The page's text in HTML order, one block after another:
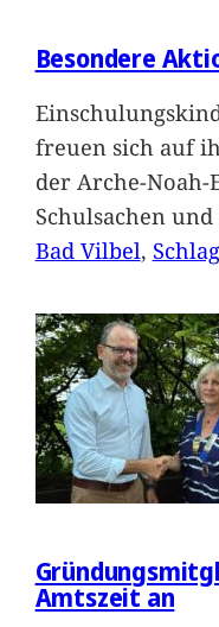
Besondere
freuen sich auf
der Arche-
Schulsachen und
Bad Vilbel,
Amtszeit an